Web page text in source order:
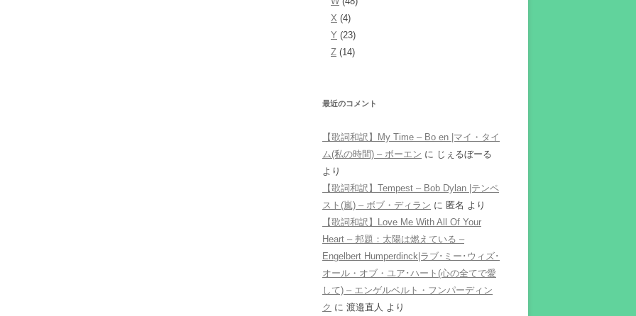
X (4)
Y (23)
Z (14)
最近のコメント
【歌詞和訳】My Time – Bo en |マイ・タイ
ム(私の時間) – ボーエン に じぇるぼーる
より
【歌詞和訳】Tempest – Bob Dylan |テンペ
スト(嵐) – ボブ・ディラン に 匿名 より
【歌詞和訳】Love Me With All Of Your
Heart – 邦題：太陽は燃えている –
Engelbert Humperdinck|ラブ･ミー･ウィズ･
オール・オブ・ユア･ハート(心の全てで愛
して) – エンゲルベルト・フンパーディン
ク に 渡邉直人 より